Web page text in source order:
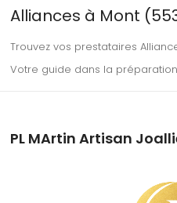
Alliances à Mont
Trouvez vos prestataires
Votre guide dans la
PL MArtin Artisan